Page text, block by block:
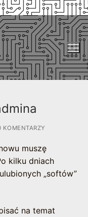
KOMENTARZY
muszę
kilku dniach
„softów”
na temat